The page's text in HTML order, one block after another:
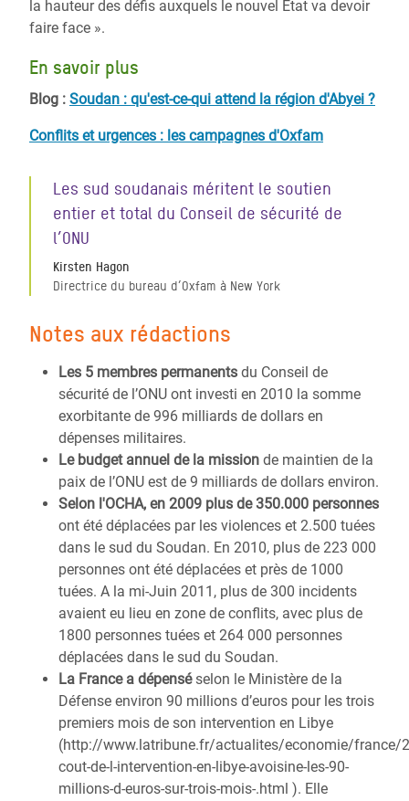
la hauteur des défis auxquels le nouvel Etat va devoir
faire face ».
En savoir plus
Blog : Soudan : qu'est-ce-qui attend la région d'Abyei ?
Conflits et urgences : les campagnes d'Oxfam
Les sud soudanais méritent le soutien
entier et total du Conseil de sécurité de
l’ONU
Kirsten Hagon
Directrice du bureau d’Oxfam à New York
Notes aux rédactions
Les 5 membres permanents du Conseil de
sécurité de l’ONU ont investi en 2010 la somme
exorbitante de 996 milliards de dollars en
dépenses militaires.
Le budget annuel de la mission de maintien de la
paix de l’ONU est de 9 milliards de dollars environ.
Selon l'OCHA, en 2009 plus de 350.000 personnes
ont été déplacées par les violences et 2.500 tuées
dans le sud du Soudan. En 2010, plus de 223 000
personnes ont été déplacées et près de 1000
tuées. A la mi-Juin 2011, plus de 300 incidents
avaient eu lieu en zone de conflits, avec plus de
1800 personnes tuées et 264 000 personnes
déplacées dans le sud du Soudan.
La France a dépenséselon le Ministère de la
Défense environ 90 millions d’euros pour les trois
premiers mois de son intervention en Libye
(http://www.latribune.fr/actualites/economie/france/
cout-de-l-intervention-en-libye-avoisine-les-90-
millions-d-euros-sur-trois-mois-.html ). Elle